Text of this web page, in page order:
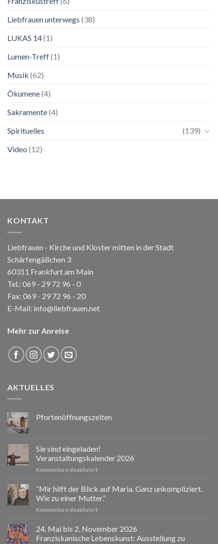
Liebfrauen unterwegs (38)
LUKAS 14(1)
Lumen-Treff(1)
Musik (62)
Ökumene(4)
Sakramente(4)
Spirituelles
(139)
Video (12)
KONTAKT
Liebfrauen - Kirche und Kloster mitten in der Stadt
Schärfengäßchen 3
60311 Frankfurt am Main
Tel.: 069 - 29 72 96 - 0
Fax: 069 - 29 72 96 - 20
E-Mail: info@liebfrauen.net
Mehr zur Anreise
AKTUELLES
Pfortenöffnungszeiten
Sie sind eingeladen!
Veranstaltungskalender 2026
Kommentare deaktiviertfür
eingeladen!
Veranstaltungskalender
2026
“Mir hilft der Blick auf Maria. Ganz unkompliziert.
Wie zu einer Mutter.”
Kommentare deaktiviertfür
hilft
Blick
24. Mai bis 2. November 2026
Franziskanische Lebenskunst: Ausstellung zu